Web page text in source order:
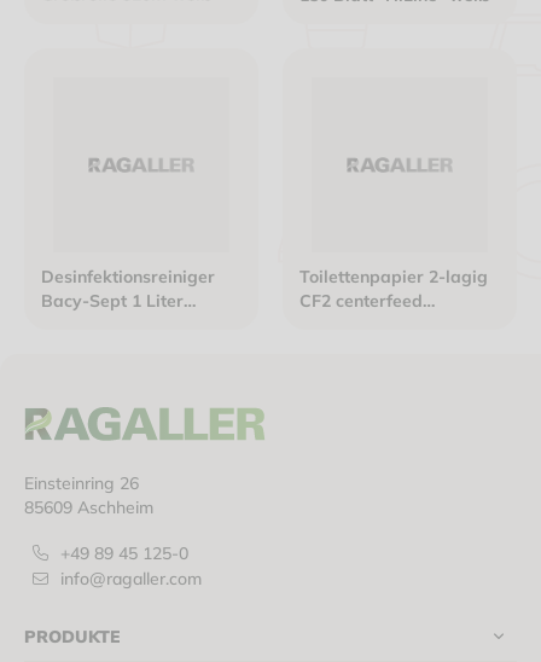
Desinfektionsreiniger
Bacy-Sept 1 Liter
Toilettenpapier 2-lagig
CF2 centerfeed
Einsteinring 26
85609 Aschheim
+49 89 45 125-0
info@ragaller.com
PRODUKTE